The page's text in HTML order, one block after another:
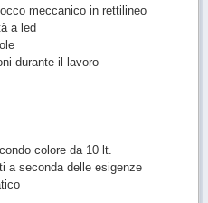
meccanico in rettilineo
a led
durante il lavoro
colore da 10 lt.
a seconda delle esigenze